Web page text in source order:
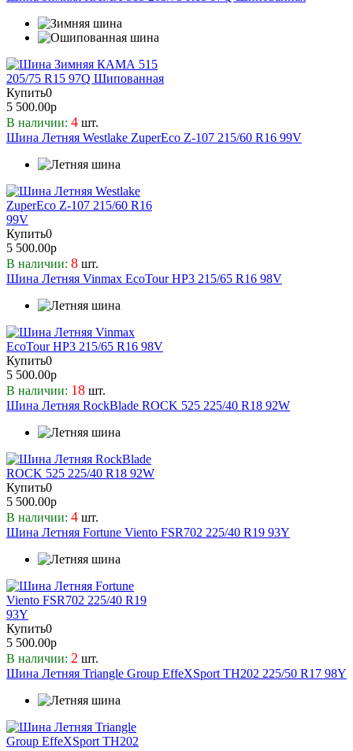
Купить0
5 500.00р
В наличии: 4 шт.
Шина Летняя Westlake ZuperEco Z-107 215/60 R16 99V
Купить0
5 500.00р
В наличии: 8 шт.
Шина Летняя Vinmax EcoTour HP3 215/65 R16 98V
Купить0
5 500.00р
В наличии: 18 шт.
Шина Летняя RockBlade ROCK 525 225/40 R18 92W
Купить0
5 500.00р
В наличии: 4 шт.
Шина Летняя Fortune Viento FSR702 225/40 R19 93Y
Купить0
5 500.00р
В наличии: 2 шт.
Шина Летняя Triangle Group EffeXSport TH202 225/50 R17 98Y